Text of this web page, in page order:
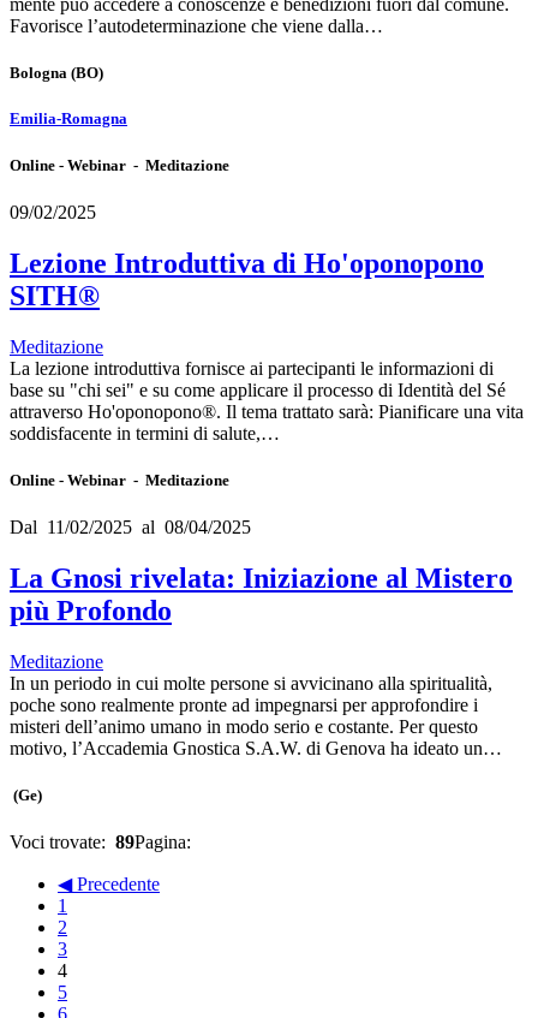
mente può accedere a conoscenze e benedizioni fuori dal comune.
Favorisce l’autodeterminazione che viene dalla…
Bologna (BO)
Emilia-Romagna
Online - Webinar - Meditazione
09/02/2025
Lezione Introduttiva di Ho'oponopono
SITH®
Meditazione
La lezione introduttiva fornisce ai partecipanti le informazioni di
base su "chi sei" e su come applicare il processo di Identità del Sé
attraverso Ho'oponopono®. Il tema trattato sarà: Pianificare una vita
soddisfacente in termini di salute,…
Online - Webinar - Meditazione
Dal 11/02/2025 al 08/04/2025
La Gnosi rivelata: Iniziazione al Mistero
più Profondo
Meditazione
In un periodo in cui molte persone si avvicinano alla spiritualità,
poche sono realmente pronte ad impegnarsi per approfondire i
misteri dell’animo umano in modo serio e costante. Per questo
motivo, l’Accademia Gnostica S.A.W. di Genova ha ideato un…
(Ge)
Voci trovate: 89Pagina:
◀ Precedente
1
2
3
4
5